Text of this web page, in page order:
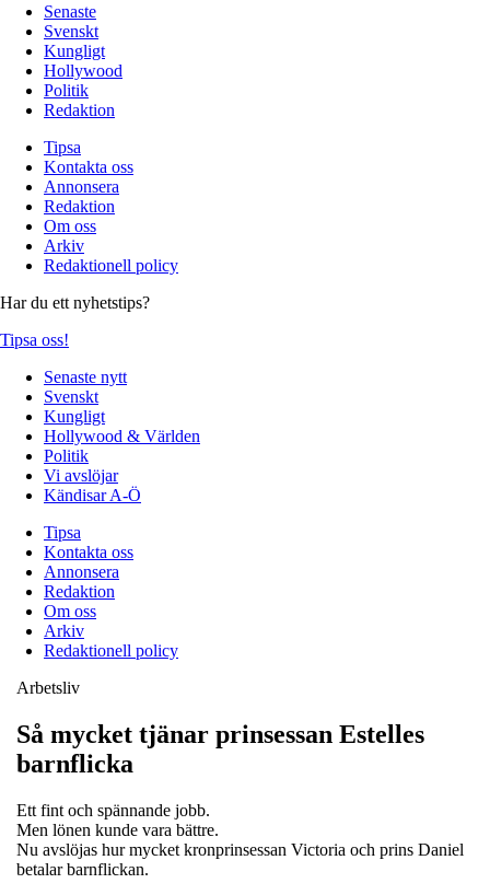
Senaste
Svenskt
Kungligt
Hollywood
Politik
Redaktion
Tipsa
Kontakta oss
Annonsera
Redaktion
Om oss
Arkiv
Redaktionell policy
Har du ett nyhetstips?
Tipsa oss!
Senaste nytt
Svenskt
Kungligt
Hollywood & Världen
Politik
Vi avslöjar
Kändisar A-Ö
Tipsa
Kontakta oss
Annonsera
Redaktion
Om oss
Arkiv
Redaktionell policy
Arbetsliv
Så mycket tjänar prinsessan Estelles
barnflicka
Ett fint och spännande jobb.
Men lönen kunde vara bättre.
Nu avslöjas hur mycket kronprinsessan Victoria och prins Daniel
betalar barnflickan.